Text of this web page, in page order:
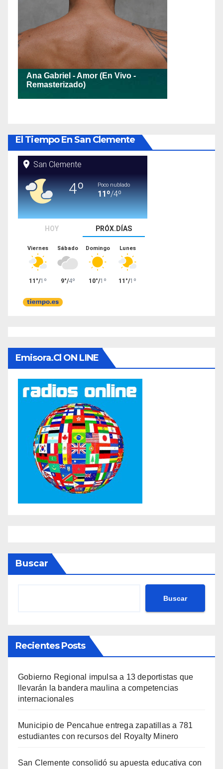
El Tiempo En San Clemente
Emisora.cl ON LINE
Buscar
Buscar
Recientes Posts
Gobierno Regional impulsa a 13 deportistas que
llevarán la bandera maulina a competencias
internacionales
Municipio de Pencahue entrega zapatillas a 781
estudiantes con recursos del Royalty Minero
San Clemente consolidó su apuesta educativa con